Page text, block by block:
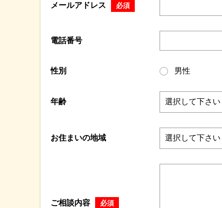
メールアドレス 必須
電話番号
性別 男性
年齢
お住まいの地域
ご相談内容 必須